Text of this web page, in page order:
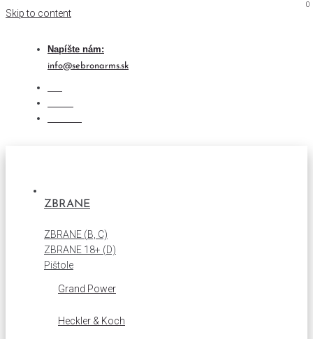
Skip to content
Napíšte nám:
info@sebronarms.sk
ZBRANE
ZBRANE (B, C)
ZBRANE 18+ (D)
Pištole
Grand Power
Heckler & Koch
0
0